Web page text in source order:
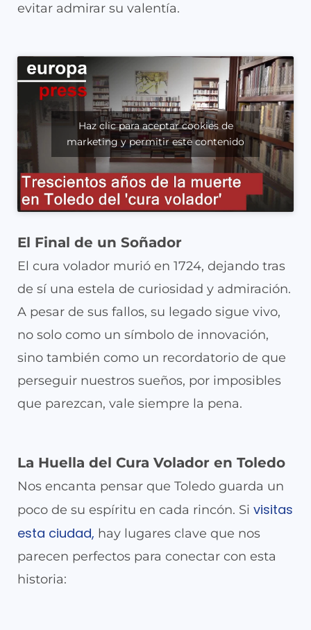
evitar admirar su valentía.
Haz clic para aceptar cookies de
marketing y permitir este contenido
El Final de un Soñador
El cura volador murió en 1724, dejando tras
de sí una estela de curiosidad y admiración.
A pesar de sus fallos, su legado sigue vivo,
no solo como un símbolo de innovación,
sino también como un recordatorio de que
perseguir nuestros sueños, por imposibles
que parezcan, vale siempre la pena.
La Huella del Cura Volador en Toledo
Nos encanta pensar que Toledo guarda un
poco de su espíritu en cada rincón. Si visitas
esta ciudad, hay lugares clave que nos
parecen perfectos para conectar con esta
historia: